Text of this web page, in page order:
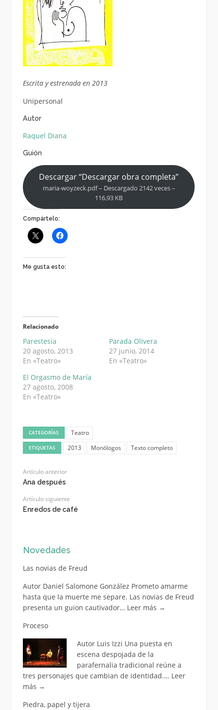
Escrita y estrenada en 2013
Unipersonal
Autor
Raquel Diana
Guión
Descargar “Descargar obra completa”
maria-woyzeck.pdf – Descargado 2142 veces –
116,93 KB
Compártelo:
Me gusta esto:
Relacionado
Parestesia
20 agosto, 2013
En «Teatro»
Parada Olivera
27 junio, 2014
En «Teatro»
El Orgasmo de María
27 agosto, 2008
En «Teatro»
CATEGORÍAS Teatro
ETIQUETAS 2013 Monólogos Texto completo
Artículo anterior
Ana después
Artículo siguiente
Enredos de café
Novedades
Las novias de Freud
Autor Daniel Salomone González Prometo amarme
hasta que la muerte me separe. Las novias de Freud
presenta un guion cautivador… Leer más →
Proceso
Autor Luis Izzi Una puesta en
escena despojada de la
parafernalia tradicional reúne a
tres personajes que cambian de identidad.… Leer
más →
Piedra, papel y tijera